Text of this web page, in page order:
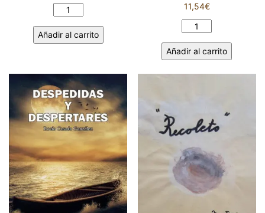
ESCRIBE.
cantidad
Añadir al carrito
11,54€
RUMBO
COLISIÓN.
Añadir al carrito